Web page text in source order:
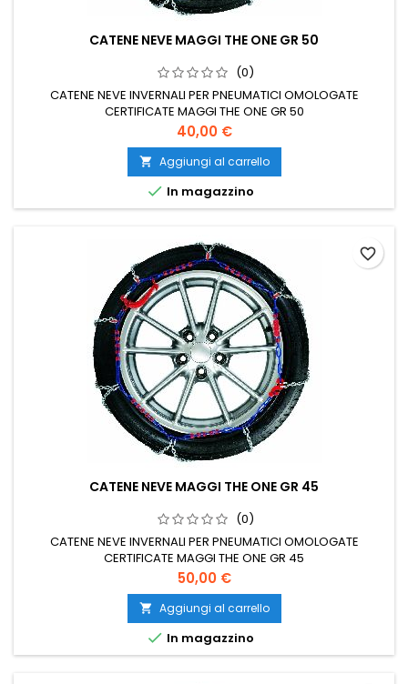
CATENE NEVE MAGGI THE ONE GR 50
(0)
CATENE NEVE INVERNALI PER PNEUMATICI OMOLOGATE
CERTIFICATE MAGGI THE ONE GR 50
Prezzo
40,00 €
 Aggiungi al carrello
 In magazzino
CATENE NEVE MAGGI THE ONE GR 45
(0)
CATENE NEVE INVERNALI PER PNEUMATICI OMOLOGATE
CERTIFICATE MAGGI THE ONE GR 45
Prezzo
50,00 €
 Aggiungi al carrello
 In magazzino
favorite_border